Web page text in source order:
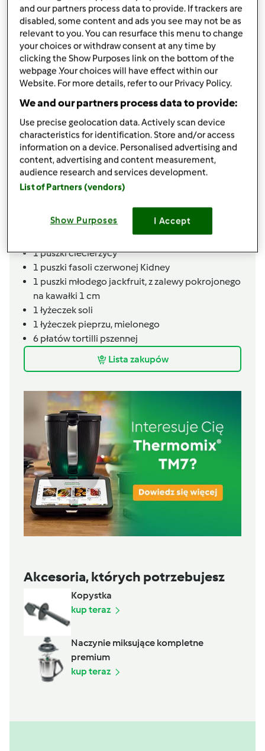
2łodyżkiszczypiorku, świeżego
30gsoku z cytryny, świeżo wyciśniętego
1szczyptysoli
1szczyptypieprz, mielony
120gcebuli
20goliwy z oliwek
g marchewki,
pokrojonej na kawałki 2 cm
60gselera naciowego, ok. 1 łodyga, pokrojona
na kawałki 2 cm
1czerwona papryka,pokrojonej na kawałki 2 cm
150gpieczarek
2ząbki czosnku
1
łyżeczek
papryki ostrej, mielonej
cynamonu, mielonego
łyżeczekkmin rzymski, mielony
1puszkiciecierzycy
1 puszki fasoli czerwonej Kidney
1 puszki młodego jackfruit,z zalewy pokrojonego
na kawałki 1 cm
1 łyżeczeksoli
1 łyżeczek pieprzu, mielonego
6 płatówtortilli pszennej
Lista zakupów
Akcesoria, których potrzebujesz
Kopystka
kup teraz
Naczynie miksujące kompletne
premium
kup teraz
and our partners process data to provide. If trackers are
disabled, some content and ads you see may not be as
relevant to you. You can resurface this menu to change
your choices or withdraw consent at any time by
clicking the Show Purposes link on the bottom of the
webpage .Your choices will have effect within our
Website. For more details, refer to our Privacy Policy.
We and our partners process data to provide:
Use precise geolocation data. Actively scan device
characteristics for identification. Store and/or access
information on a device. Personalised advertising and
content, advertising and content measurement,
audience research and services development.
List of Partners (vendors)
Show Purposes I Accept